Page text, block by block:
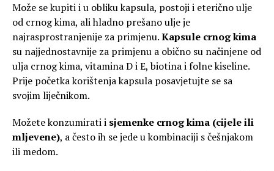
Može se kupiti i u obliku kapsula, postoji i eterično ulje
od crnog kima, ali hladno prešano ulje je
najrasprostranjenije za primjenu.Kapsule crnog kima
su najjednostavnije za primjenu a obično su načinjene od
ulja crnog kima, vitamina D i E, biotina i folne kiseline.
Prije početka korištenja kapsula posavjetujte se sa
svojim liječnikom.
Možete konzumirati i sjemenke crnog kima (cijele ili
mljevene), a često ih se jede u kombinaciji s češnjakom
ili medom.